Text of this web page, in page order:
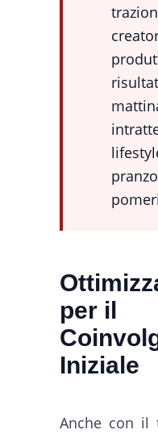
per il
Iniziale
Anche con il